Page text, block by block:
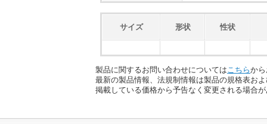
サイズ 形状 性状
製品に関するお問い合わせについてはこちらか
最新の製品情報、法規制情報は製品の規格表お
掲載している価格から予告なく変更される場合